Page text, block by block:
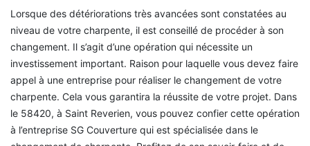
Lorsque des détériorations très avancées sont constatées au
niveau de votre charpente, il est conseillé de procéder à son
changement. Il s’agit d’une opération qui nécessite un
investissement important. Raison pour laquelle vous devez faire
appel à une entreprise pour réaliser le changement de votre
charpente. Cela vous garantira la réussite de votre projet. Dans
le 58420, à Saint Reverien, vous pouvez confier cette opération
à l’entreprise SG Couverture qui est spécialisée dans le